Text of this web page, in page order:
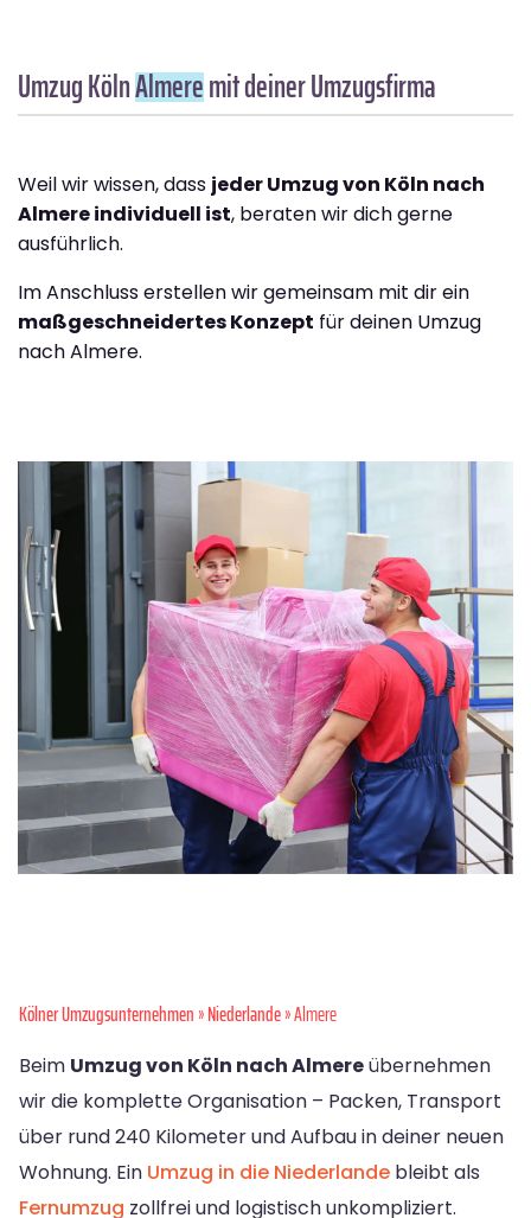
Umzug KölnAlmeremit deiner Umzugsfirma
Weil wir wissen, dass jeder Umzug von Köln nach
Almere individuell ist, beraten wir dich gerne
ausführlich.
Im Anschluss erstellen wir gemeinsam mit dir ein
maßgeschneidertes Konzept für deinen Umzug
nach Almere.
Kölner Umzugsunternehmen»Niederlande» Almere
Beim Umzug von Köln nach Almereübernehmen
wir die komplette Organisation – Packen, Transport
über rund 240 Kilometer und Aufbau in deiner neuen
Wohnung. Ein Umzug in die Niederlande bleibt als
Fernumzug zollfrei und logistisch unkompliziert.